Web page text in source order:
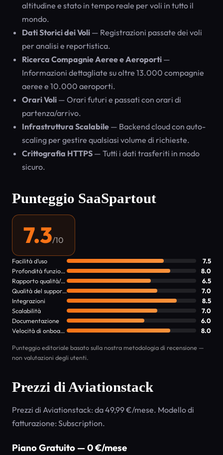
altitudine e stato in tempo reale per voli in tutto il
mondo.
Dati Storici dei Voli — Registrazioni passate dei voli
per analisi e reportistica.
Ricerca Compagnie Aeree e Aeroporti —
Informazioni dettagliate su oltre 13.000 compagnie
aeree e 10.000 aeroporti.
Orari Voli — Orari futuri e passati con orari di
partenza/arrivo.
Infrastruttura Scalabile — Backend cloud con auto-
scaling per gestire qualsiasi volume di richieste.
Crittografia HTTPS — Tutti i dati trasferiti in modo
sicuro.
Punteggio SaaSpartout
7.3/10
Facilità d’uso
7.5
Profondità funzionalità
8.0
Rapporto qualità/prezzo
6.5
Qualità del supporto
7.0
Integrazioni
8.5
Scalabilità
7.0
Documentazione
6.0
Velocità di onboarding
8.0
Punteggio editoriale basato sulla nostra metodologia di recensione —
non valutazioni degli utenti.
Prezzi di Aviationstack
Prezzi di Aviationstack: da 49,99 €/mese. Modello di
fatturazione: Subscription.
Piano Gratuito — 0 €/mese